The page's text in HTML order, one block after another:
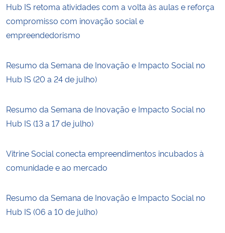
Hub IS retoma atividades com a volta às aulas e reforça
compromisso com inovação social e
empreendedorismo
Resumo da Semana de Inovação e Impacto Social no
Hub IS (20 a 24 de julho)
Resumo da Semana de Inovação e Impacto Social no
Hub IS (13 a 17 de julho)
Vitrine Social conecta empreendimentos incubados à
comunidade e ao mercado
Resumo da Semana de Inovação e Impacto Social no
Hub IS (06 a 10 de julho)